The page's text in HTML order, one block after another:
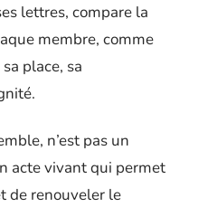
lettres, compare la
membre, comme
place, sa
n’est pas un
acte vivant qui permet
de renouveler le